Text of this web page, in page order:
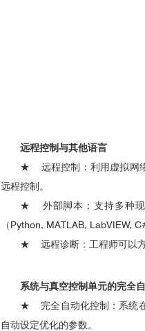
远程控制与其他语言
★ 远程控制：利用虚拟网
远程控制。
★ 外部脚本：支持多种
（Python, MATLAB, LabVIEW,
★ 远程诊断：工程师可以
系统与真空控制单元的完全
★ 完全自动化控制：系统
自动设定优化的参数。